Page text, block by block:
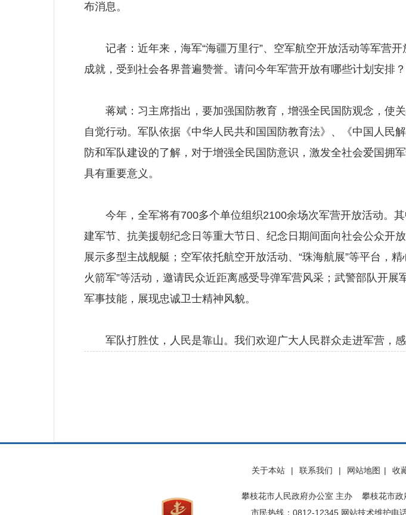
布消息。
记者：近年来，海军“海疆万里行”、空军航空开放活动等军营开
成就，受到社会各界普遍赞誉。请问今年军营开放有哪些计划安排？
蒋斌：习主席指出，要加强国防教育，增强全民国防观念，使
自觉行动。军队依据《中华人民共和国国防教育法》、《中国人民
防和军队建设的了解，对于增强全民国防意识，激发全社会爱国拥
具有重要意义。
今年，全军将有700多个单位组织2100余场次军营开放活动。其
建军节、抗美援朝纪念日等重大节日、纪念日期间面向社会公众开
展示多型主战舰艇；空军依托航空开放活动、“珠海航展”等平台，
火箭军”等活动，邀请民众近距离感受导弹军营风采；武警部队开
军事技能，展现忠诚卫士精神风貌。
军队打胜仗，人民是靠山。我们欢迎广大人民群众走进军营，感
关于本站 | 联系我们 | 网站地图 | 收
攀枝花市人民政府办公室 主办 攀枝花市政
市民热线：0812-12345 网站技术维护电